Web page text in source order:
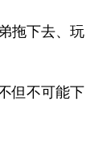
拖下去、玩
但不可能下